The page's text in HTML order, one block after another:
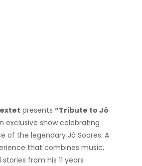
presents “Tribute to Jô
exclusive show celebrating
of the legendary Jô Soares. A
that combines music,
from his 11 years